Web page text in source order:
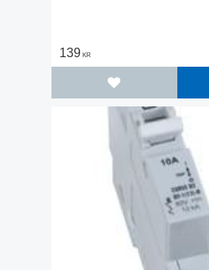
139KR
Lägg till i favoriter